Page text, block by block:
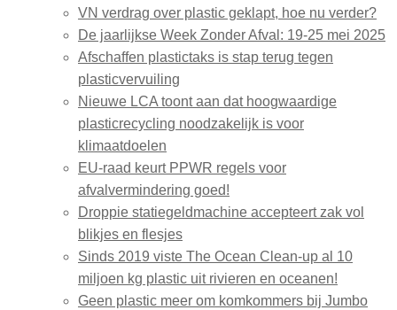
VN verdrag over plastic geklapt, hoe nu verder?
De jaarlijkse Week Zonder Afval: 19-25 mei 2025
Afschaffen plastictaks is stap terug tegen
plasticvervuiling
Nieuwe LCA toont aan dat hoogwaardige
plasticrecycling noodzakelijk is voor
klimaatdoelen
EU-raad keurt PPWR regels voor
afvalvermindering goed!
Droppie statiegeldmachine accepteert zak vol
blikjes en flesjes
Sinds 2019 viste The Ocean Clean-up al 10
miljoen kg plastic uit rivieren en oceanen!
Geen plastic meer om komkommers bij Jumbo